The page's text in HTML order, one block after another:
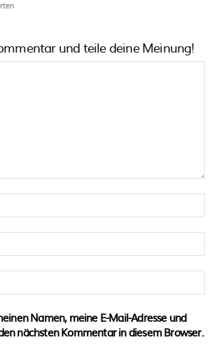
und teile deine Meinung!
Namen, meine E-Mail-Adresse und
nächsten Kommentar in diesem Browser.